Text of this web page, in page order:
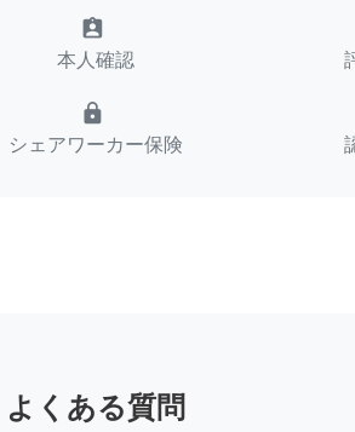
assignment_ind
本人確認
lock
シェアワーカー保険
よくある質問